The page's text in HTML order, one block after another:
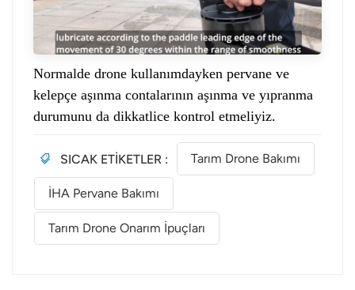
Normalde drone kullanımdayken pervane ve
kelepçe aşınma contalarının aşınma ve yıpranma
durumunu da dikkatlice kontrol etmeliyiz.
SICAK ETİKETLER : Tarım Drone Bakımı
İHA Pervane Bakımı
Tarım Drone Onarım İpuçları